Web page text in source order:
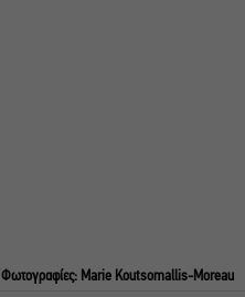
| Φωτογραφίες: Marie Koutsomallis-Moreau